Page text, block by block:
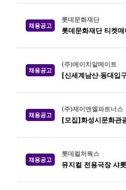
채용공고
롯데문화재단
롯데문화재단 티켓
채용공고
(주)에이치알메이트
[신세계남산-동대입
채용공고
(주)제이앤엘파트너스
[모집]화성시문화관
채용공고
롯데컬처웍스
뮤지컬 전용극장 샤